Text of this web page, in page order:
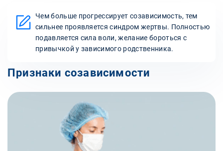
Чем больше прогрессирует созависимость, тем
сильнее проявляется синдром жертвы. Полностью
подавляется сила воли, желание бороться с
привычкой у зависимого родственника.
Признаки созависимости